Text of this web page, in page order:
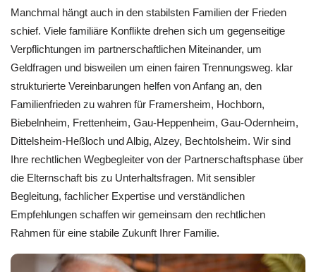
Manchmal hängt auch in den stabilsten Familien der Frieden
schief. Viele familiäre Konflikte drehen sich um gegenseitige
Verpflichtungen im partnerschaftlichen Miteinander, um
Geldfragen und bisweilen um einen fairen Trennungsweg. klar
strukturierte Vereinbarungen helfen von Anfang an, den
Familienfrieden zu wahren für Framersheim, Hochborn,
Biebelnheim, Frettenheim, Gau-Heppenheim, Gau-Odernheim,
Dittelsheim-Heßloch und Albig, Alzey, Bechtolsheim. Wir sind
Ihre rechtlichen Wegbegleiter von der Partnerschaftsphase über
die Elternschaft bis zu Unterhaltsfragen. Mit sensibler
Begleitung, fachlicher Expertise und verständlichen
Empfehlungen schaffen wir gemeinsam den rechtlichen
Rahmen für eine stabile Zukunft Ihrer Familie.